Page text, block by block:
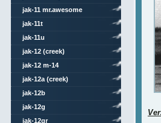
jak-11 mr.awesome
jak-11t
jak-11u
jak-12 (creek)
jak-12 m-14
jak-12a (creek)
jak-12b
jak-12g
jak-12gr